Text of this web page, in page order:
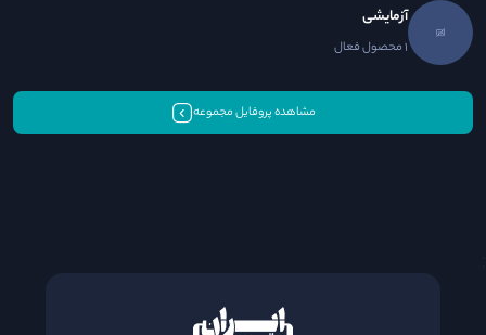
آزمایشی
1 محصول فعال
مشاهده پروفایل مجموعه